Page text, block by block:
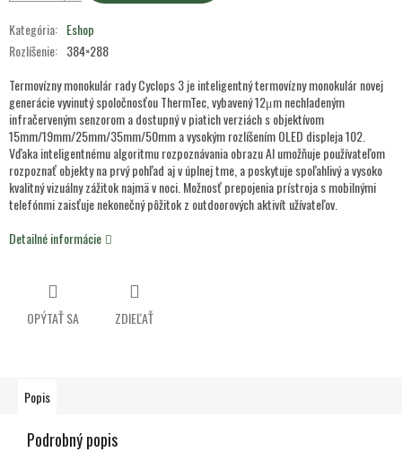
Kategória: Eshop
Rozlíšenie: 384×288
Termovízny monokulár rady Cyclops 3 je inteligentný termovízny monokulár novej
generácie vyvinutý spoločnosťou ThermTec, vybavený 12μm nechladeným
infračerveným senzorom a dostupný v piatich verziách s objektívom
15mm/19mm/25mm/35mm/50mm a vysokým rozlíšením OLED displeja 102.
Vďaka inteligentnému algoritmu rozpoznávania obrazu AI umožňuje používateľom
rozpoznať objekty na prvý pohľad aj v úplnej tme, a poskytuje spoľahlivý a vysoko
kvalitný vizuálny zážitok najmä v noci. Možnosť prepojenia prístroja s mobilnými
telefónmi zaisťuje nekonečný pôžitok z outdoorových aktivít užívateľov.
Detailné informácie
OPÝTAŤ SA ZDIEĽAŤ
Popis
Podrobný popis